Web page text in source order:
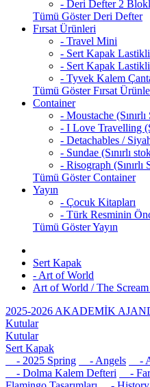
- Deri Defter 2
Tümü Göster Deri Defter
Fırsat Ürünleri
- Travel Mini
- Sert Kapak
- Sert Kapak
- Tyvek Kalem
Tümü Göster Fırsat
Container
- Moustache
- I Love Travelling
- Detachables /
- Sundae (Sınırlı
- Risograph (Sınırlı
Tümü Göster Container
Yayın
- Çocuk Kitapları
- Türk Resminin
Tümü Göster Yayın
Sert Kapak
- Art of World
Art of World / The
2025-2026 AKADEMİK
Kutular
Kutular
Sert Kapak
- 2025 Spring
- Angels -
- Dolma Kalem Defteri
-